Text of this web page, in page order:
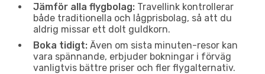
Jämför alla flygbolag: Travellink kontrollerar
både traditionella och lågprisbolag, så att du
aldrig missar ett dolt guldkorn.
Boka tidigt: Även om sista minuten-resor kan
vara spännande, erbjuder bokningar i förväg
vanligtvis bättre priser och fler flygalternativ.